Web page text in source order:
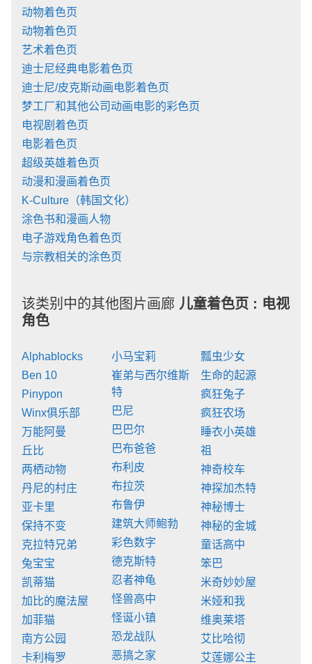
动物着色页
动物着色页
艺术着色页
迪士尼经典电影着色页
迪士尼/皮克斯动画电影着色页
梦工厂和其他公司动画电影的彩色页
电视剧着色页
电影着色页
超级英雄着色页
动漫和漫画着色页
K-Culture（韩国文化）
涂色书和漫画人物
电子游戏角色着色页
与宗教相关的涂色页
该类别中的其他图片画廊 儿童着色页 : 电视
角色
Alphablocks
Ben 10
Pinypon
Winx俱乐部
万能阿曼
丘比
两栖动物
丹尼的村庄
亚卡里
保持不变
克拉特兄弟
兔宝宝
凯蒂猫
加比的魔法屋
加菲猫
南方公园
卡利梅罗
小马宝莉
崔弟与西尔维斯
特
巴尼
巴巴尔
巴布爸爸
布利皮
布拉茨
布鲁伊
建筑大师鲍勃
彩色数字
德克斯特
忍者神龟
怪兽高中
怪诞小镇
恐龙战队
恶搞之家
瓢虫少女
生命的起源
疯狂兔子
疯狂农场
睡衣小英雄
祖
神奇校车
神探加杰特
神秘博士
神秘的金城
童话高中
笨巴
米奇妙妙屋
米娅和我
维奥莱塔
艾比哈彻
艾莲娜公主